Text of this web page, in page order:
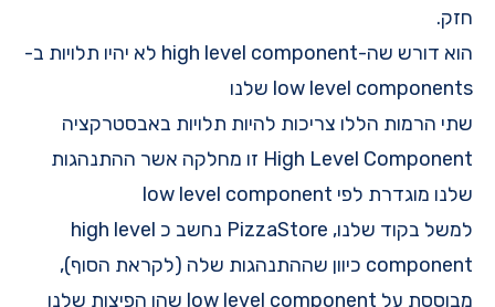
חזק.
הוא דורש שה-high level component לא יהיו תלויות ב-
low level components שלנו
שתי הרמות הללו צריכות להיות תלויות באבסטרקציה
High Level Component זו מחלקה אשר ההתנהגות
שלנו מוגדרת לפי low level component
למשל בקוד שלנו, PizzaStore נחשב כ high level
component כיוון שההתנהגות שלה (לקראת הסוף),
מבוססת על low level component שהן הפיצות שלנו